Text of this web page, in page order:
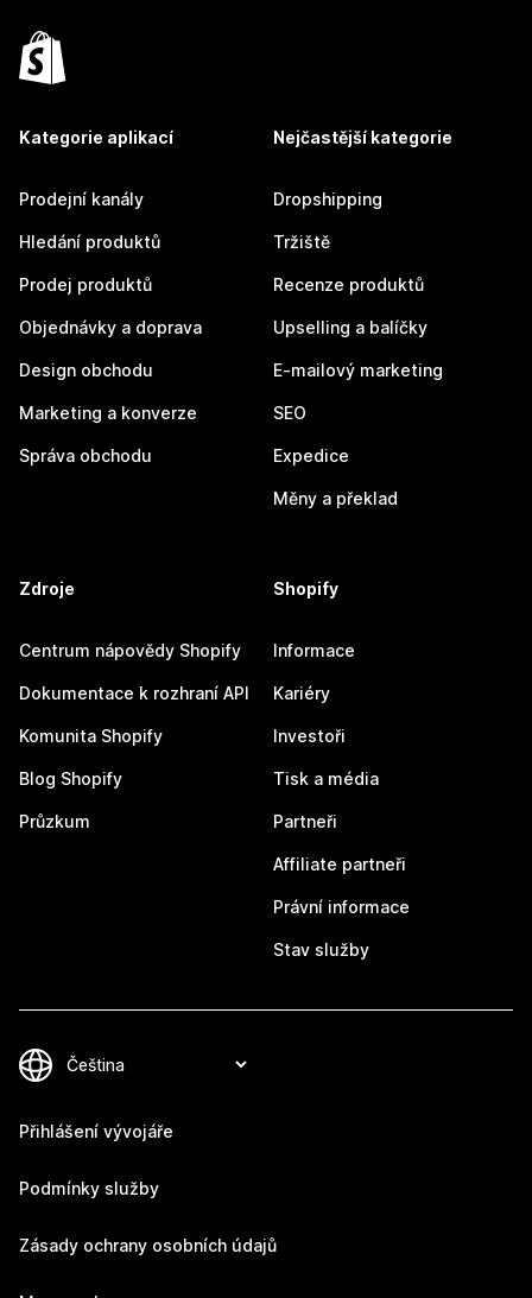
Kategorie aplikací
Prodejní kanály
Hledání produktů
Prodej produktů
Objednávky a doprava
Design obchodu
Marketing a konverze
Správa obchodu
Nejčastější kategorie
Dropshipping
Tržiště
Recenze produktů
Upselling a balíčky
E-mailový marketing
SEO
Expedice
Měny a překlad
Zdroje
Centrum nápovědy Shopify
Dokumentace k rozhraní API
Komunita Shopify
Blog Shopify
Průzkum
Shopify
Informace
Kariéry
Investoři
Tisk a média
Partneři
Affiliate partneři
Právní informace
Stav služby
Přihlášení vývojáře
Podmínky služby
Zásady ochrany osobních údajů